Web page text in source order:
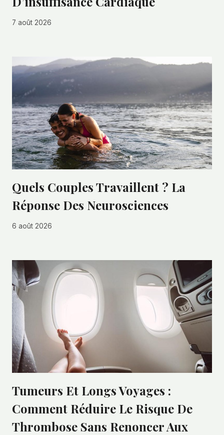
7 août 2026
Quels Couples Travaillent ? La
Réponse Des Neurosciences
6 août 2026
Tumeurs Et Longs Voyages :
Comment Réduire Le Risque De
Thrombose Sans Renoncer Aux